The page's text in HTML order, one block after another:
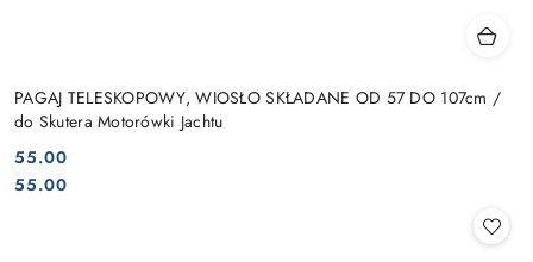
PAGAJ TELESKOPOWY, WIOSŁO SKŁADANE OD 57 DO 107cm /
do Skutera Motorówki Jachtu
Cena:
55.00
Cena:
55.00